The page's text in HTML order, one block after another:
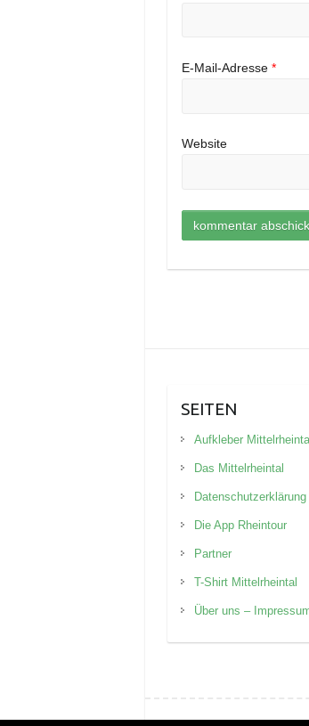
E-Mail-Adresse*
Website
SEITEN
Aufkleber
Das Mittelrheintal
Datenschutzerklärung
Die App Rheintour
Partner
T-Shirt Mittelrheintal
Über uns –